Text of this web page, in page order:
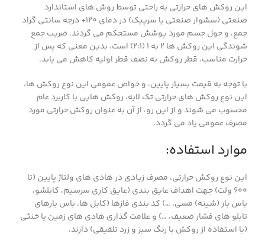
این روکش های حرارتی به راحتی توسط روش های استاندارد
صنعتی (سشوار صنعتی یا سرپیک) در دمای ۱۲۰+ درجه سانتی گراد
جمع، و حول جسم مورد پوشش مستحکم می گردند. ضریب جمع
شوندگی این روکش ها ۲ به ۱ (۲:۱) است، بدین معنی که پس از
حرارت مناسب، قطر روکش به نصف قطر اولیه کاهش می یابد.
با توجه به قیمت بسیار پایین، و خواص عمومی این نوع روکش ها،
این نوع روکش های حرارتی تک لایه، روکش هایی با کاربرد عام
محسوب می شوند و از این رو، از آن به عنوان روکش حرارتی مورد
مصرف عمومی یاد می گردد.
موارد استفاده:
این نوع روکش حرارتی، مصرف زیادی در هادی های ولتاژ پایین (تا
۶۰۰ ولت) جهت اهداف عایق بندی (عایق کاری سرسیم، کابلشو،
باس بار (شینه) مسی، …) کد بندی فازها (کابل ها، باس بارهای
تابلو های فشار ضعیف، …) و علامت گذاری هادی های زمین یا خنثی
(با استفاده از روکش با رنگ سبز و زرد تلفیقی) دارند.